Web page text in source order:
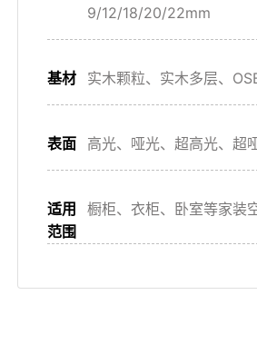
9/12/18/20/22mm
基材 实⽊颗粒、实⽊多层、
表面 ⾼光、哑光、超⾼光、超
适用
范围
橱柜、⾐柜、卧室等家装